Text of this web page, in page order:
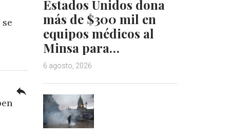
reply
Estados Unidos dona
más de $300 mil en
equipos médicos al
Minsa para…
6 agosto, 2026